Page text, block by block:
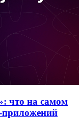
что на самом
приложений